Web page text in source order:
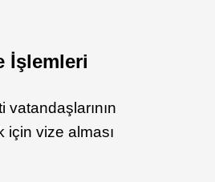
İşlemleri
için vize alması